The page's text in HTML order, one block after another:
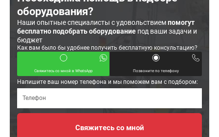
оборудования?
Наши опытные специалисты с удовольствиемпомогут
бесплатно подобрать оборудование под ваши задачи и
бюджет
Как вам было бы удобнее получить бесплатную консультацию?
Свяжитесь со мной в WhatsApp Позвоните по телефону
Напишите ваш номер телефона и мы поможем вам с подбором: